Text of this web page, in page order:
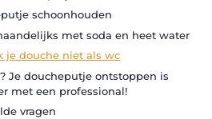
schoonhouden
met soda en heet water
je douche niet als wc
Je doucheputje ontstoppen is
met een professional!
vragen